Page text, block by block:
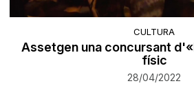
CULTURA
Assetgen una concursant
físic
28/04/2022